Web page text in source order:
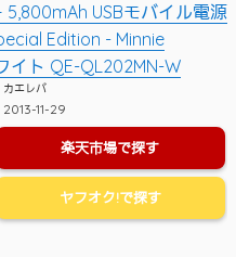
USBモバイル電源
Edition - Minnie
イト QE-QL202MN-W
カエレバ
11-29
楽天市場で探す
ヤフオク!で探す